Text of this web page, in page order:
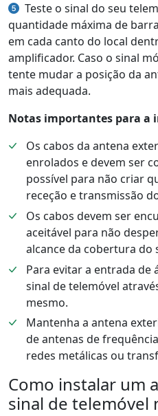
Teste o sinal do seu
quantidade máxima de
em cada canto do local
amplificador. Caso o sinal
tente mudar a posição da
mais adequada.
Notas importantes para a
Os cabos da antena
enrolados e devem ser
possível para não criar
receção e transmissão
Os cabos devem ser
aceitável para não
alcance da cobertura do
Para evitar a entrada de
sinal de telemóvel
mesmo.
Mantenha a antena
de antenas de
redes metálicas ou
Como instalar um
sinal de telemóvel